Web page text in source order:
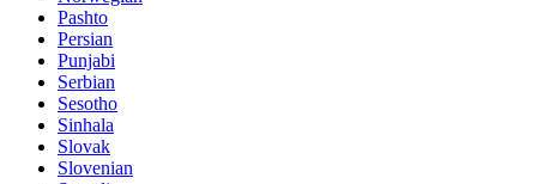
Pashto
Persian
Punjabi
Serbian
Sesotho
Sinhala
Slovak
Slovenian